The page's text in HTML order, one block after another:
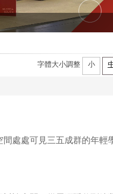
字體大小調整 小
處處可見三五成群的年輕